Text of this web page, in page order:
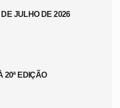
JULHO DE 2026
20ª EDIÇÃO